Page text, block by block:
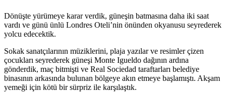
Dönüşte yürümeye karar verdik, güneşin batmasına daha iki saat
vardı ve günü ünlü Londres Oteli’nin önünden okyanusu seyrederek
yolcu edecektik.
Sokak sanatçılarının müziklerini, plaja yazılar ve resimler çizen
çocukları seyrederek güneşi Monte Igueldo dağının ardına
gönderdik, maç bitmişti ve Real Sociedad taraftarları belediye
binasının arkasında bulunan bölgeye akın etmeye başlamıştı. Akşam
yemeği için kötü bir sürpriz ile karşılaştık.